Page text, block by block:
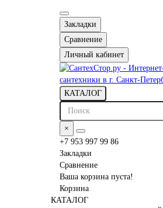
Закладки
Сравнение
Личный кабинет
КАТАЛОГ
×
+7 953 997 99 86
Закладки
Сравнение
Ваша корзина пуста!
Корзина
КАТАЛОГ